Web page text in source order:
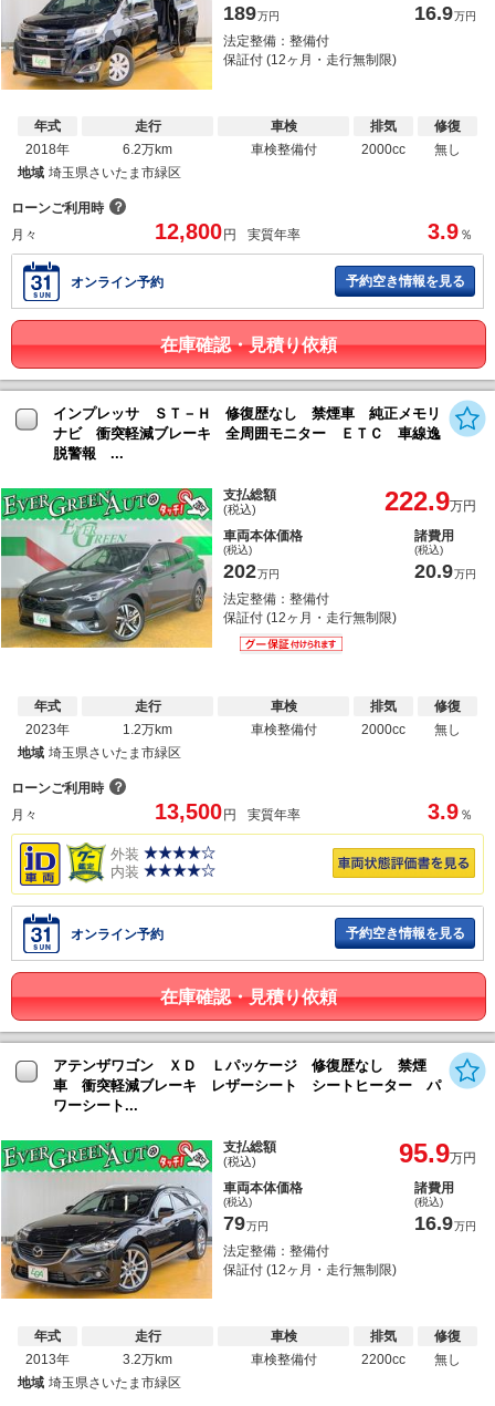
189万円 16.9万円
法定整備：整備付
保証付 (12ヶ月・走行無制限)
年式
2018年
走行
6.2万km
車検
車検整備付
排気
2000cc
修復
無し
地域 埼玉県さいたま市緑区
ローンご利用時 ？
月々
12,800 円 実質年率 3.9 ％
オンライン予約 予約空き情報を見る
在庫確認・見積り依頼
インプレッサ ＳＴ－Ｈ 修復歴なし 禁煙車 純正メモリ
ナビ 衝突軽減ブレーキ 全周囲モニター ＥＴＣ 車線逸
脱警報 ...
支払総額
(税込) 222.9万円
車両本体価格
(税込)
202万円
諸費用
(税込)
20.9万円
法定整備：整備付
保証付 (12ヶ月・走行無制限)
年式
2023年
走行
1.2万km
車検
車検整備付
排気
2000cc
修復
無し
地域 埼玉県さいたま市緑区
ローンご利用時 ？
月々
13,500円 実質年率 3.9 ％
外装
内装
オンライン予約 予約空き情報を見る
在庫確認・見積り依頼
アテンザワゴン ＸＤ Ｌパッケージ 修復歴なし 禁煙
車 衝突軽減ブレーキ レザーシート シートヒーター パ
ワーシート...
支払総額
(税込) 95.9万円
車両本体価格
(税込)
79万円
諸費用
(税込)
16.9万円
法定整備：整備付
保証付 (12ヶ月・走行無制限)
年式
2013年
走行
3.2万km
車検
車検整備付
排気
2200cc
修復
無し
地域 埼玉県さいたま市緑区